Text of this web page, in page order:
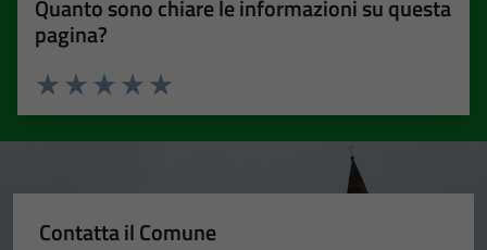
Quanto sono chiare le informazioni su questa
pagina?
Valuta 5 stelle su 5
Valuta 4 stelle su 5
Valuta 3 stelle su 5
Valuta 2 stelle su 5
Valuta 1 stelle su 5
Contatta il Comune